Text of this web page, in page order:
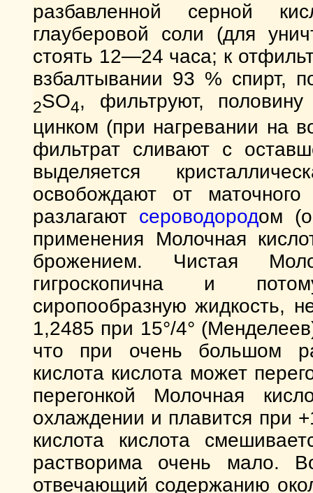
разбавленной серной
глауберовой соли (для
стоять 12—24 часа; к
взбалтывании 93 % спирт,
2SO4, фильтруют,
цинком (при нагревании на
фильтрат сливают с
выделяется
освобождают от
разлагают сероводородом
применения Молочная
брожением. Чистая
гигроскопична и
сиропообразную жидкость,
1,2485 при 15°/4°
что при очень большом
кислота кислота может
перегонкой Молочная
охлаждении и плавится при
кислота кислота
растворима очень мало.
отвечающий содержанию